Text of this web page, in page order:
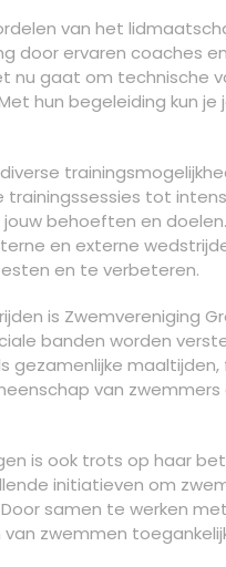
van het
door ervaren coaches
nu gaat om technische
hun begeleiding kun
trainingssessies tot
behoeften en
en externe
en te verbeteren.
is Zwemvereniging
banden worden
gezamenlijke
van
is ook trots op haar
initiatieven om
samen te werken
zwemmen